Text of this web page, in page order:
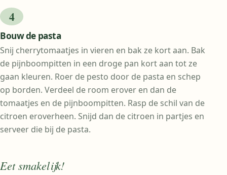
Bouw de pasta
Snij cherrytomaatjes in vieren en bak ze kort aan. Bak
de pijnboompitten in een droge pan kort aan tot ze
gaan kleuren. Roer de pesto door de pasta en schep
op borden. Verdeel de room erover en dan de
tomaatjes en de pijnboompitten. Rasp de schil van de
citroen eroverheen. Snijd dan de citroen in partjes en
serveer die bij de pasta.
Eet smakelijk!